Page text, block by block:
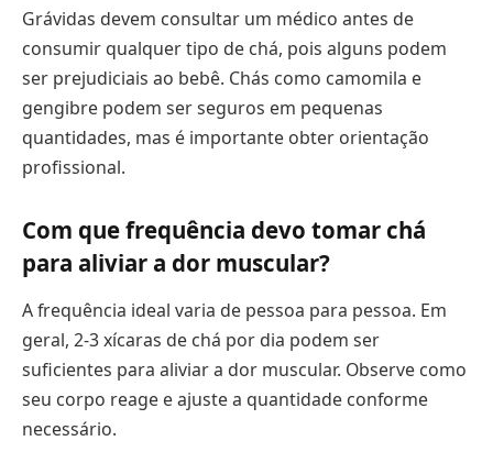
Grávidas devem consultar um médico antes de
consumir qualquer tipo de chá, pois alguns podem
ser prejudiciais ao bebê. Chás como camomila e
gengibre podem ser seguros em pequenas
quantidades, mas é importante obter orientação
profissional.
Com que frequência devo tomar chá
para aliviar a dor muscular?
A frequência ideal varia de pessoa para pessoa. Em
geral, 2-3 xícaras de chá por dia podem ser
suficientes para aliviar a dor muscular. Observe como
seu corpo reage e ajuste a quantidade conforme
necessário.